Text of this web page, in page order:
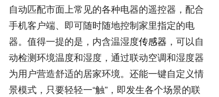
自动匹配市面上常见的各种电器的遥控器，配合
手机客户端、即可随时随地控制家里指定的电
器。值得一提的是，内含温湿度传感器 ，可以自
动检测环境温度和湿度，通过联动空调和湿度器
为用户营造舒适的居家环境。还能一键自定义情
景模式，只要轻轻一“触”，即发生各个场景的联